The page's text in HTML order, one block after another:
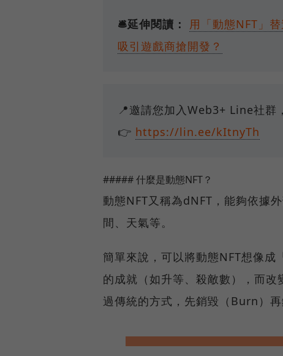
🛎️延伸閱讀：
用「動態NFT」
吸引遊戲商搶開發？
📍邀請您加入Web3+ Line社群
👉 https://lin.ee/kItnyTh
##### 什麼是動態NFT？
動態NFT又稱為dNFT，能夠依據
間、天氣等。
簡單來說，可以將動態NFT想像成
的成就（如升等、殺敵數），而
過傳統的方式，先銷毀（Burn）再